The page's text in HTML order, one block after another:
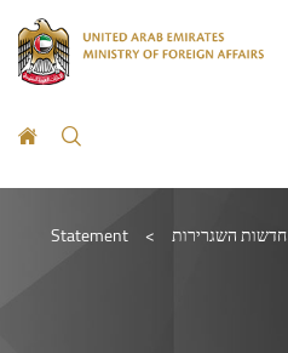
חדשות השגרירות >
Statement